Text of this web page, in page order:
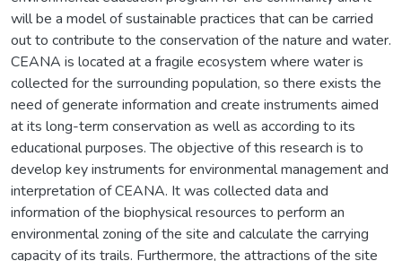
will be a model of sustainable practices that can be carried
out to contribute to the conservation of the nature and water.
CEANA is located at a fragile ecosystem where water is
collected for the surrounding population, so there exists the
need of generate information and create instruments aimed
at its long-term conservation as well as according to its
educational purposes. The objective of this research is to
develop key instruments for environmental management and
interpretation of CEANA. It was collected data and
information of the biophysical resources to perform an
environmental zoning of the site and calculate the carrying
capacity of its trails. Furthermore, the attractions of the site